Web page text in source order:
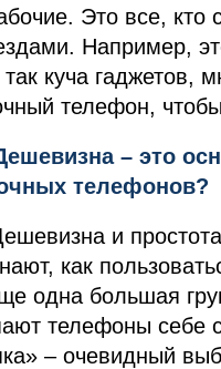
Это все,
Например,
так куча гаджетов,
телефон,
– это
телефонов?
и
как
одна большая
телефоны себе
– очевидный